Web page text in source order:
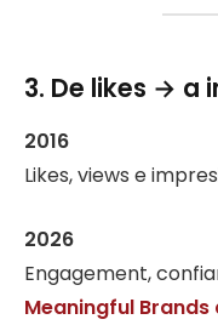
3. De likes → a
2016
Likes, views e
2026
Engagement,
Meaningful Brands